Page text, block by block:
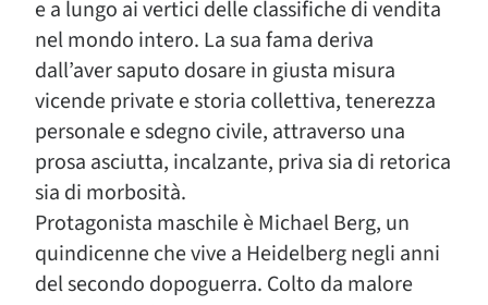
e a lungo ai vertici delle classifiche di vendita
nel mondo intero. La sua fama deriva
dall’aver saputo dosare in giusta misura
vicende private e storia collettiva, tenerezza
personale e sdegno civile, attraverso una
prosa asciutta, incalzante, priva sia di retorica
sia di morbosità.
Protagonista maschile è Michael Berg, un
quindicenne che vive a Heidelberg negli anni
del secondo dopoguerra. Colto da malore